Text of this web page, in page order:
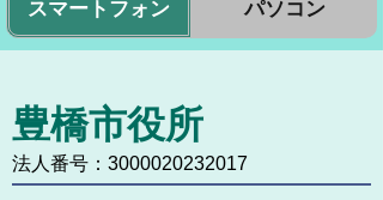
スマートフォン パソコン
豊橋市役所
法人番号：3000020232017